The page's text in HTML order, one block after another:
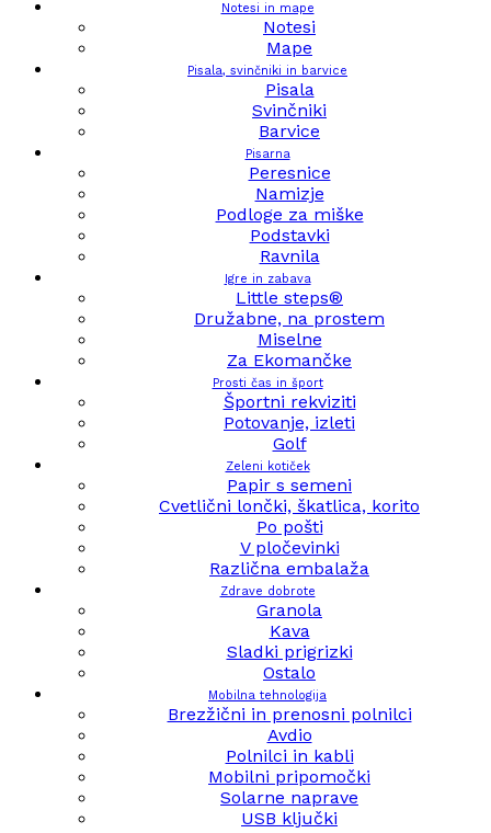
Notesi in mape
Notesi
Mape
Pisala, svinčniki in barvice
Pisala
Svinčniki
Barvice
Pisarna
Peresnice
Namizje
Podloge za miške
Podstavki
Ravnila
Igre in zabava
Little steps®
Družabne, na prostem
Miselne
Za Ekomančke
Prosti čas in šport
Športni rekviziti
Potovanje, izleti
Golf
Zeleni kotiček
Papir s semeni
Cvetlični lončki, škatlica, korito
Po pošti
V pločevinki
Različna embalaža
Zdrave dobrote
Granola
Kava
Sladki prigrizki
Ostalo
Mobilna tehnologija
Brezžični in prenosni polnilci
Avdio
Polnilci in kabli
Mobilni pripomočki
Solarne naprave
USB ključki